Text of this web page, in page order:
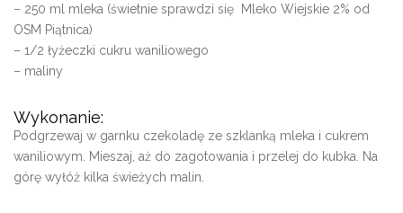
– 250 ml mleka (świetnie sprawdzi się Mleko Wiejskie 2% od
OSM Piątnica)
– 1/2 łyżeczki cukru waniliowego
– maliny
Wykonanie:
Podgrzewaj w garnku czekoladę ze szklanką mleka i cukrem
waniliowym. Mieszaj, aż do zagotowania i przelej do kubka. Na
górę wyłóż kilka świeżych malin.